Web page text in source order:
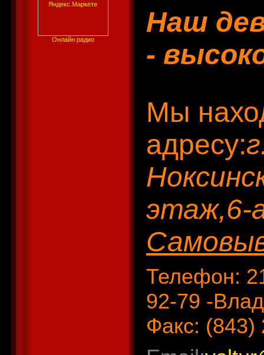
Онлайн радио
Наш
-
Мы
адресу:
этаж,6-
Телефон:
92-79 -
Факс: (843)